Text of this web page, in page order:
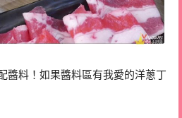
醬料！如果醬料區有我愛的洋蔥丁